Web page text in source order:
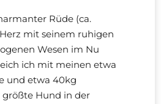
Rüde (ca.
mit seinem ruhigen
Wesen im Nu
ich mit meinen etwa
und etwa 40kg
Hund in der